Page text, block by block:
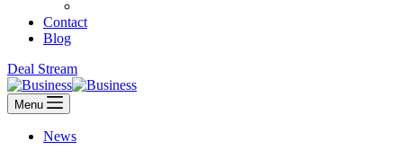
Contact
Blog
Deal Stream
Menu
News